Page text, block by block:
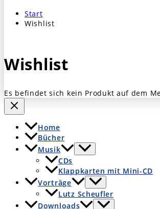
Start
Wishlist
Wishlist
Es befindet sich kein Produkt auf dem
Home
Bücher
Musik
CDs
Klappkarten mit Mini-CD
Vorträge
Lutz Scheufler
Downloads